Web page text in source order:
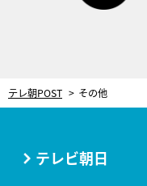
テレ朝POST その他
テレビ朝日